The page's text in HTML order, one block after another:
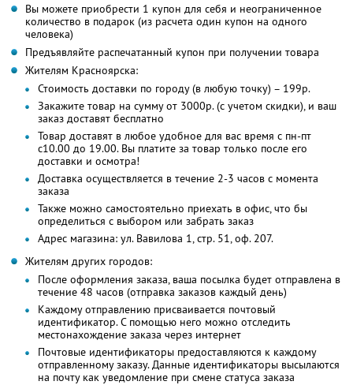
Вы можете приобрести 1 купон для себя и неограниченное
количество в подарок (из расчета один купон на одного
человека)
Предъявляйте распечатанный купон при получении товара
Жителям Красноярска:
Стоимость доставки по городу (в любую точку) – 199р.
Закажите товар на сумму от 3000р. (с учетом скидки), и ваш
заказ доставят бесплатно
Товар доставят в любое удобное для вас время с пн-пт
с10.00 до 19.00. Вы платите за товар только после его
доставки и осмотра!
Доставка осуществляется в течение 2-3 часов с момента
заказа
Также можно самостоятельно приехать в офис, что бы
определиться с выбором или забрать заказ
Адрес магазина: ул. Вавилова 1, стр. 51, оф. 207.
Жителям других городов:
После оформления заказа, ваша посылка будет отправлена в
течение 48 часов (отправка заказов каждый день)
Каждому отправлению присваивается почтовый
идентификатор. С помощью него можно отследить
местонахождение заказа через интернет
Почтовые идентификаторы предоставляются к каждому
отправленному заказу. Данные идентификаторы высылаются
на почту как уведомление при смене статуса заказа